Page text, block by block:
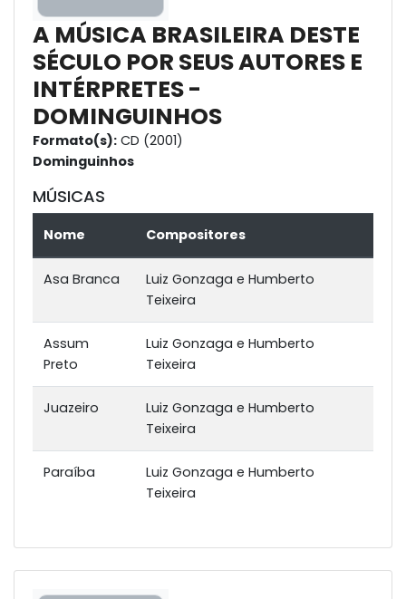
A MÚSICA BRASILEIRA DESTE
SÉCULO POR SEUS AUTORES E
INTÉRPRETES -
DOMINGUINHOS
Formato(s): CD (2001)
Dominguinhos
MÚSICAS
Nome Compositores
Asa Branca
Luiz Gonzaga e Humberto
Teixeira
Assum
Preto
Luiz Gonzaga e Humberto
Teixeira
Juazeiro
Luiz Gonzaga e Humberto
Teixeira
Paraíba
Luiz Gonzaga e Humberto
Teixeira